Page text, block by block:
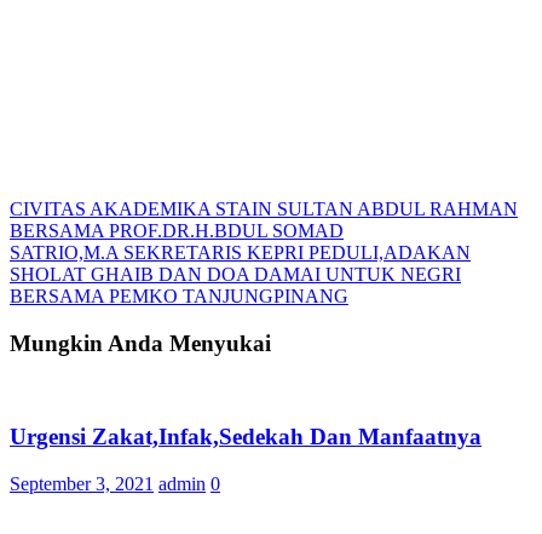
Navigasi
pos
CIVITAS AKADEMIKA STAIN SULTAN ABDUL RAHMAN
BERSAMA PROF.DR.H.BDUL SOMAD
SATRIO,M.A SEKRETARIS KEPRI PEDULI,ADAKAN
SHOLAT GHAIB DAN DOA DAMAI UNTUK NEGRI
BERSAMA PEMKO TANJUNGPINANG
Mungkin Anda Menyukai
Urgensi Zakat,Infak,Sedekah Dan Manfaatnya
September 3, 2021 admin 0